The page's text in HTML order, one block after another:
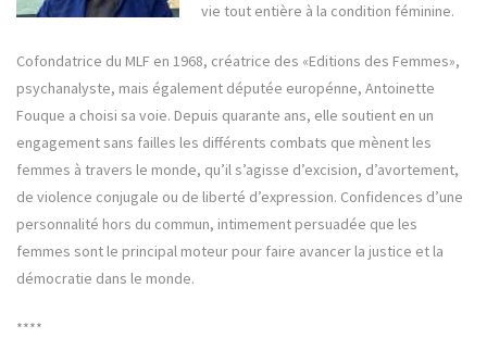
vie tout entière à la condition féminine.
Cofondatrice du MLF en 1968, créatrice des «Editions des Femmes»,
psychanalyste, mais également députée europénne, Antoinette
Fouque a choisi sa voie. Depuis quarante ans, elle soutient en un
engagement sans failles les différents combats que mènent les
femmes à travers le monde, qu’il s’agisse d’excision, d’avortement,
de violence conjugale ou de liberté d’expression. Confidences d’une
personnalité hors du commun, intimement persuadée que les
femmes sont le principal moteur pour faire avancer la justice et la
démocratie dans le monde.
****